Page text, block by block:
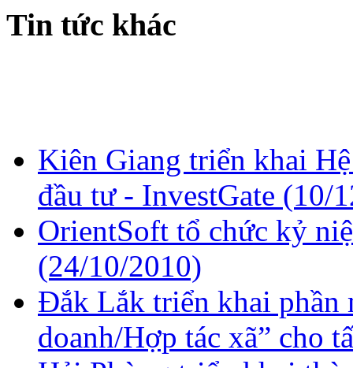
Tin tức khác
Kiên Giang triển khai
đầu tư - InvestGate (10/
OrientSoft tổ chức kỷ
(24/10/2010)
Đắk Lắk triển khai phần
doanh/Hợp tác xã” cho